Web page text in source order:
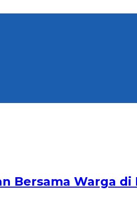
Bersama Warga di